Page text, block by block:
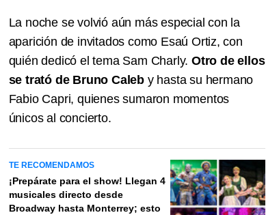
La noche se volvió aún más especial con la
aparición de invitados como Esaú Ortiz, con
quién dedicó el tema Sam Charly. Otro de ellos
se trató de Bruno Caleby hasta su hermano
Fabio Capri, quienes sumaron momentos
únicos al concierto.
TE RECOMENDAMOS
¡Prepárate para el show! Llegan 4
musicales directo desde
Broadway hasta Monterrey; esto